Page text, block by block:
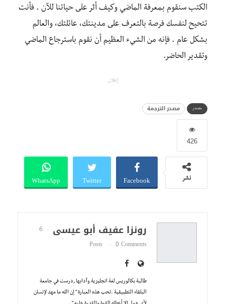
الكتب سنقوم بمعرفة الماضي وكيف أثر على حياتنا للآن . فأنت
تتحيح لنفسك فرصة بالتعرف على مدينتك، عائلتك، والعالم
بشكل عام . فإنه من الشيء العظيم أن نقوم باسترجاع الماضي
وتقدير الحاضر.
إعلان
مصدر مصدر الترجمة
426
نشر Facebook
Twitter
WhatsApp
رونزا عفيف أبو عيسى
6
Posts
0 Comments
طالبة بكالوريس لغة انجليزية وآدابها ,درست في جامعة
البلقاء التطبيقية .تحب هذه العبارة " إن الله ما مهد لإنسان